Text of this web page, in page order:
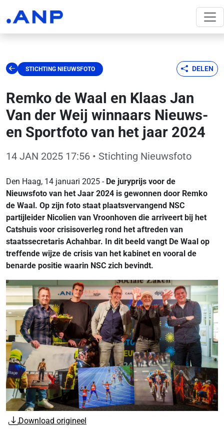
STICHTING NIEUWSFOTO DELEN
Remko de Waal en Klaas Jan
Van der Weij winnaars Nieuws-
en Sportfoto van het jaar 2024
14 JAN 2025 17:56 • Stichting Nieuwsfoto
Den Haag, 14 januari 2025 - De juryprijs voor de
Nieuwsfoto van het Jaar 2024 is gewonnen door Remko
de Waal. Op zijn foto staat plaatsvervangend NSC
partijleider Nicolien van Vroonhoven die arriveert bij het
Catshuis voor crisisoverleg rond het aftreden van
staatssecretaris Achahbar. In dit beeld vangt De Waal op
treffende wijze de crisis van het kabinet en vooral de
benarde positie waarin NSC zich bevindt.
Download origineel